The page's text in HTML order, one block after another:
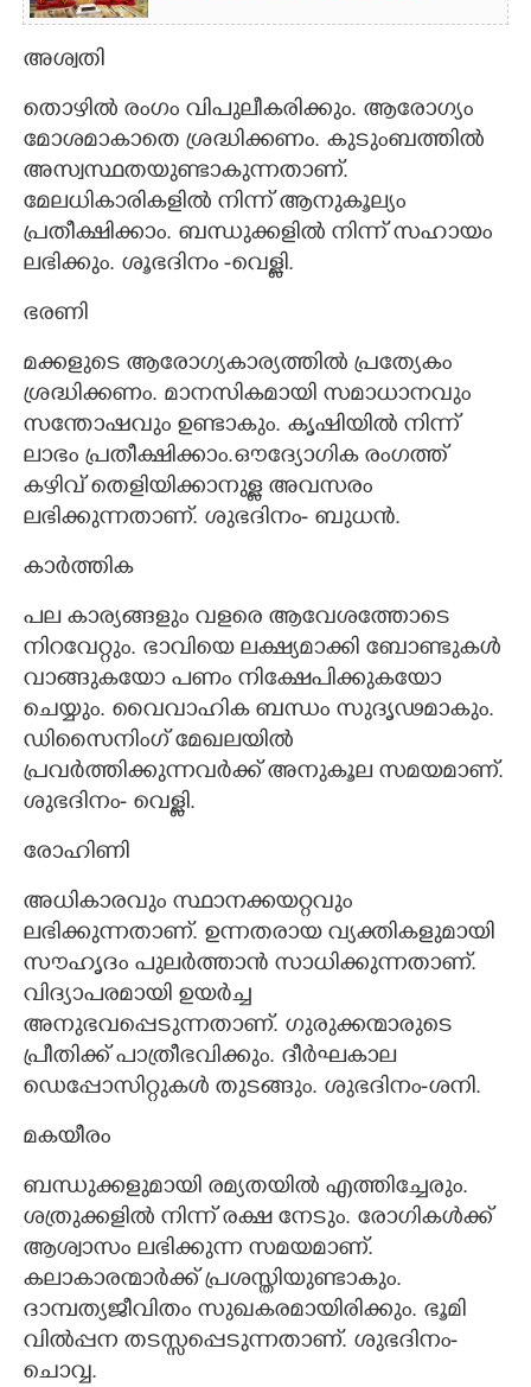
CONTACT US
അശ്വതി
തൊഴിൽ രംഗം വിപുലീകരിക്കും. ആരോഗ്യം
മോശമാകാതെ ശ്രദ്ധിക്കണം. കുടുംബത്തിൽ
അസ്വസ്ഥതയുണ്ടാകുന്നതാണ്.
മേലധികാരികളിൽ നിന്ന് ആനുകൂല്യം
പ്രതീക്ഷിക്കാം. ബന്ധുക്കളിൽ നിന്ന് സഹായം
ലഭിക്കും. ശൂഭദിനം -വെള്ളി.
ഭരണി
മക്കളുടെ ആരോഗ്യകാര്യത്തിൽ പ്രത്യേകം
ശ്രദ്ധിക്കണം. മാനസികമായി സമാധാനവും
സന്തോഷവും ഉണ്ടാകും. കൃഷിയിൽ നിന്ന്
ലാഭം പ്രതീക്ഷിക്കാം.ഔദ്യോഗിക രംഗത്ത്
കഴിവ് തെളിയിക്കാനുള്ള അവസരം
ലഭിക്കുന്നതാണ്. ശുഭദിനം- ബുധൻ.
കാർത്തിക
പല കാര്യങ്ങളും വളരെ ആവേശത്തോടെ
നിറവേറ്റും. ഭാവിയെ ലക്ഷ്യമാക്കി ബോണ്ടുകൾ
വാങ്ങുകയോ പണം നിക്ഷേപിക്കുകയോ
ചെയ്യും. വൈവാഹിക ബന്ധം സുദൃഢമാകും.
ഡിസൈനിംഗ് മേഖലയിൽ
പ്രവർത്തിക്കുന്നവർക്ക് അനുകൂല സമയമാണ്.
ശുഭദിനം- വെള്ളി.
രോഹിണി
അധികാരവും സ്ഥാനക്കയറ്റവും
ലഭിക്കുന്നതാണ്. ഉന്നതരായ വ്യക്തികളുമായി
സൗഹൃദം പുലർത്താൻ സാധിക്കുന്നതാണ്.
വിദ്യാപരമായി ഉയർച്ച
അനുഭവപ്പെടുന്നതാണ്. ഗുരുക്കന്മാരുടെ
പ്രീതിക്ക് പാത്രീഭവിക്കും. ദീർഘകാല
ഡെപ്പോസിറ്റുകൾ തുടങ്ങും. ശുഭദിനം-ശനി.
മകയീരം
ബന്ധുക്കളുമായി രമ്യതയിൽ എത്തിച്ചേരും.
ശത്രുക്കളിൽ നിന്ന് രക്ഷ നേടും. രോഗികൾക്ക്
ആശ്വാസം ലഭിക്കുന്ന സമയമാണ്.
കലാകാരന്മാർക്ക് പ്രശസ്തിയുണ്ടാകും.
ദാമ്പത്യജീവിതം സുഖകരമായിരിക്കും. ഭൂമി
വിൽപ്പന തടസ്സപ്പെടുന്നതാണ്. ശുഭദിനം-
ചൊവ്വ.